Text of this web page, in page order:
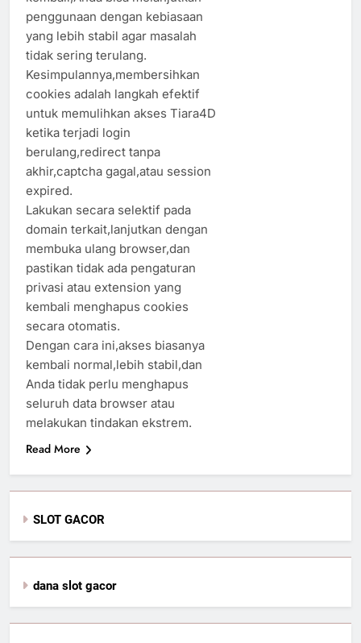
penggunaan dengan kebiasaan
yang lebih stabil agar masalah
tidak sering terulang.
Kesimpulannya,membersihkan
cookies adalah langkah efektif
untuk memulihkan akses Tiara4D
ketika terjadi login
berulang,redirect tanpa
akhir,captcha gagal,atau session
expired.
Lakukan secara selektif pada
domain terkait,lanjutkan dengan
membuka ulang browser,dan
pastikan tidak ada pengaturan
privasi atau extension yang
kembali menghapus cookies
secara otomatis.
Dengan cara ini,akses biasanya
kembali normal,lebih stabil,dan
Anda tidak perlu menghapus
seluruh data browser atau
melakukan tindakan ekstrem.
Read More
SLOT GACOR
dana slot gacor